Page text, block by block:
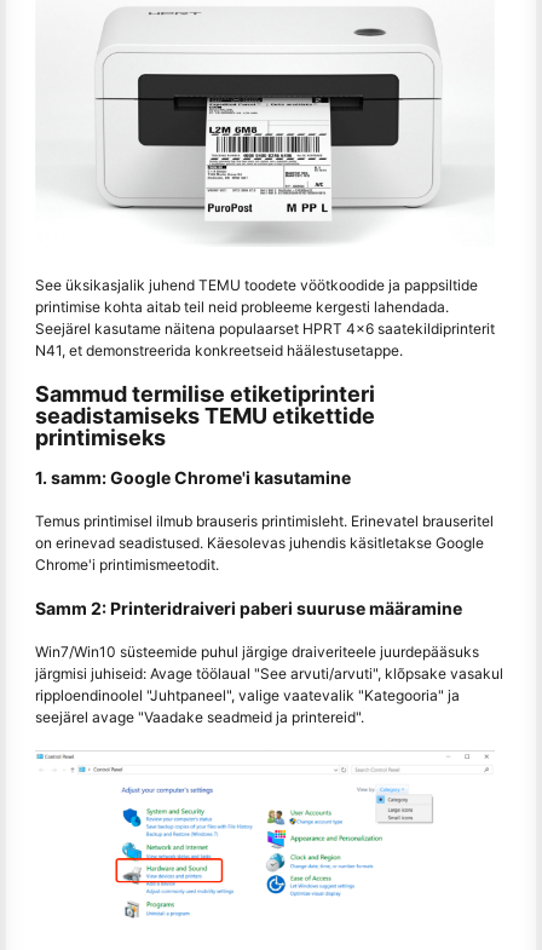
See üksikasjalik juhend TEMU toodete vöötkoodide ja pappsiltide
printimise kohta aitab teil neid probleeme kergesti lahendada.
Seejärel kasutame näitena populaarset HPRT 4x6 saatekildiprinterit
N41, et demonstreerida konkreetseid häälestusetappe.
Sammud termilise etiketiprinteri
seadistamiseks TEMU etikettide
printimiseks
1. samm: Google Chrome'i kasutamine
Temus printimisel ilmub brauseris printimisleht. Erinevatel brauseritel
on erinevad seadistused. Käesolevas juhendis käsitletakse Google
Chrome'i printimismeetodit.
Samm 2: Printeridraiveri paberi suuruse määramine
Win7/Win10 süsteemide puhul järgige draiveriteele juurdepääsuks
järgmisi juhiseid: Avage töölaual "See arvuti/arvuti", klõpsake vasakul
ripploendinoolel "Juhtpaneel", valige vaatevalik "Kategooria" ja
seejärel avage "Vaadake seadmeid ja printereid".